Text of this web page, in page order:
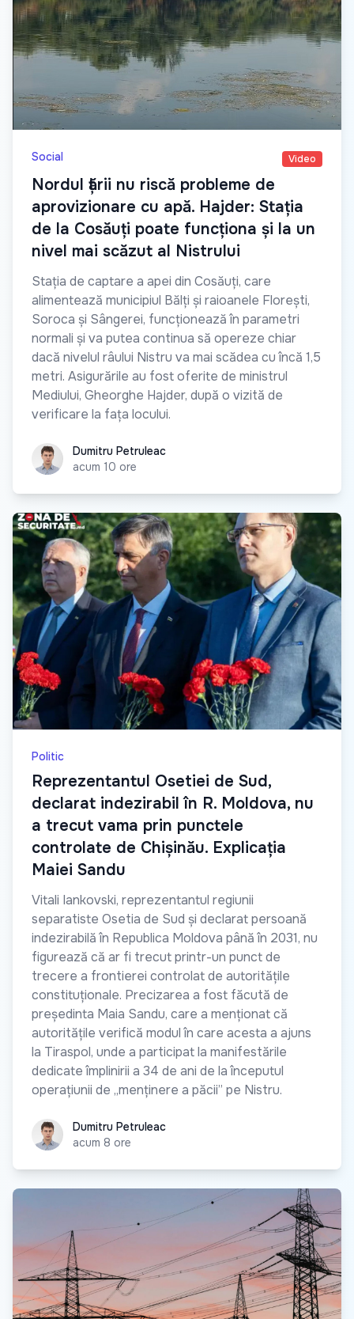
Social Video
Nordul țării nu riscă probleme de
aprovizionare cu apă. Hajder: Stația
de la Cosăuți poate funcționa și la un
nivel mai scăzut al Nistrului
Stația de captare a apei din Cosăuți, care
alimentează municipiul Bălți și raioanele Florești,
Soroca și Sângerei, funcționează în parametri
normali și va putea continua să opereze chiar
dacă nivelul râului Nistru va mai scădea cu încă 1,5
metri. Asigurările au fost oferite de ministrul
Mediului, Gheorghe Hajder, după o vizită de
verificare la fața locului.
Dumitru Petruleac
Dumitru Petruleac
acum 10 ore
Politic
Reprezentantul Osetiei de Sud,
declarat indezirabil în R. Moldova, nu
a trecut vama prin punctele
controlate de Chișinău. Explicația
Maiei Sandu
Vitali Iankovski, reprezentantul regiunii
separatiste Osetia de Sud și declarat persoană
indezirabilă în Republica Moldova până în 2031, nu
figurează că ar fi trecut printr-un punct de
trecere a frontierei controlat de autoritățile
constituționale. Precizarea a fost făcută de
președinta Maia Sandu, care a menționat că
autoritățile verifică modul în care acesta a ajuns
la Tiraspol, unde a participat la manifestările
dedicate împlinirii a 34 de ani de la începutul
operațiunii de „menținere a păcii” pe Nistru.
Dumitru Petruleac
Dumitru Petruleac
acum 8 ore